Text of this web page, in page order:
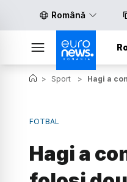
Română
> Sport > Hagi a
FOTBAL
Hagi a